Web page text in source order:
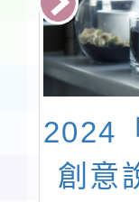
2024
創意